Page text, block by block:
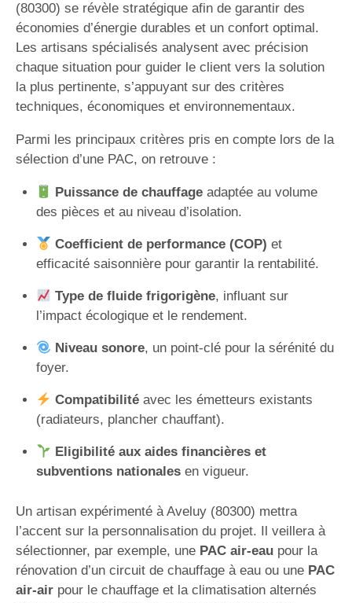
(80300) se révèle stratégique afin de garantir des
économies d’énergie durables et un confort optimal.
Les artisans spécialisés analysent avec précision
chaque situation pour guider le client vers la solution
la plus pertinente, s’appuyant sur des critères
techniques, économiques et environnementaux.
Parmi les principaux critères pris en compte lors de la
sélection d’une PAC, on retrouve :
Puissance de chauffageadaptée au volume
des pièces et au niveau d’isolation.
Coefficient de performance (COP) et
efficacité saisonnière pour garantir la rentabilité.
Type de fluide frigorigène, influant sur
l’impact écologique et le rendement.
Niveau sonore, un point-clé pour la sérénité du
foyer.
Compatibilitéavec les émetteurs existants
(radiateurs, plancher chauffant).
Eligibilité aux aides financières et
subventions nationalesen vigueur.
Un artisan expérimenté à Aveluy (80300) mettra
l’accent sur la personnalisation du projet. Il veillera à
sélectionner, par exemple, une PAC air-eau pour la
rénovation d’un circuit de chauffage à eau ou une PAC
air-air pour le chauffage et la climatisation alternés